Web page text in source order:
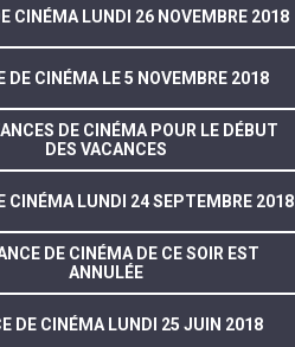
CINÉMA LUNDI 26 NOVEMBRE 2018
DE CINÉMA LE 5 NOVEMBRE 2018
DE CINÉMA POUR LE DÉBUT
DES VACANCES
CINÉMA LUNDI 24 SEPTEMBRE 2018
DE CINÉMA DE CE SOIR EST
ANNULÉE
DE CINÉMA LUNDI 25 JUIN 2018